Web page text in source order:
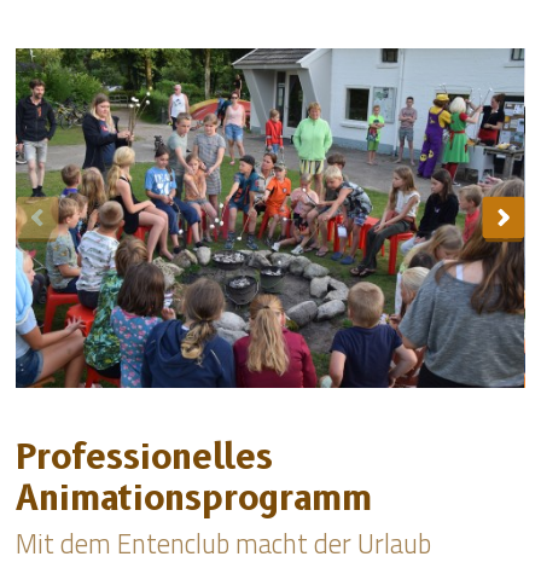
Professionelles
Animationsprogramm
Mit dem Entenclub macht der Urlaub